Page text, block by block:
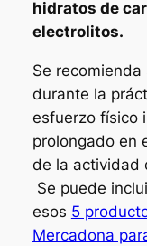
hidratos de
electrolitos.
Se recomienda
durante la
esfuerzo físico
prolongado en
de la actividad
Se puede
esos 5
Mercadona